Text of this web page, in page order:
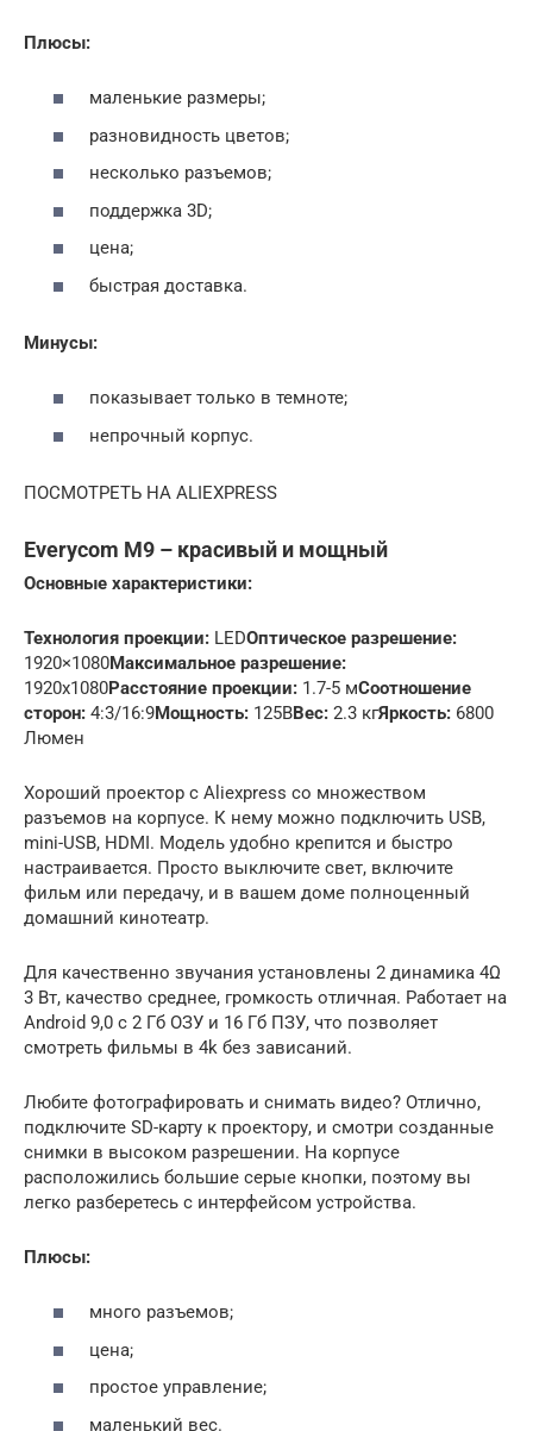
Плюсы:
маленькие размеры;
разновидность цветов;
несколько разъемов;
поддержка 3D;
цена;
быстрая доставка.
Минусы:
показывает только в темноте;
непрочный корпус.
ПОСМОТРЕТЬ НА ALIEXPRESS
Everycom M9 – красивый и мощный
Основные характеристики:
Технология проекции: LEDОптическое разрешение:
1920×1080Максимальное разрешение:
1920х1080Расстояние проекции: 1.7-5 мСоотношение
сторон: 4:3/16:9Мощность: 125ВВес: 2.3 кгЯркость: 6800
Люмен
Хороший проектор с Aliexpress со множеством
разъемов на корпусе. К нему можно подключить USB,
mini-USB, HDMI. Модель удобно крепится и быстро
настраивается. Просто выключите свет, включите
фильм или передачу, и в вашем доме полноценный
домашний кинотеатр.
Для качественно звучания установлены 2 динамика 4Ω
3 Вт, качество среднее, громкость отличная. Работает на
Android 9,0 с 2 Гб ОЗУ и 16 Гб ПЗУ, что позволяет
смотреть фильмы в 4k без зависаний.
Любите фотографировать и снимать видео? Отлично,
подключите SD-карту к проектору, и смотри созданные
снимки в высоком разрешении. На корпусе
расположились большие серые кнопки, поэтому вы
легко разберетесь с интерфейсом устройства.
Плюсы:
много разъемов;
цена;
простое управление;
маленький вес.